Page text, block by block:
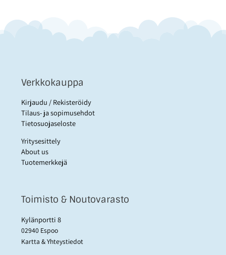
Verkkokauppa
Kirjaudu / Rekisteröidy
Tilaus- ja sopimusehdot
Tietosuojaseloste
Yritysesittely
About us
Tuotemerkkejä
Toimisto & Noutovarasto
Kylänportti 8
02940 Espoo
Kartta & Yhteystiedot